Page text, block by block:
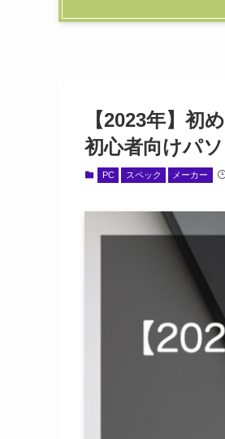
【2023年】初
初心者向けパ
PC スペック メーカー